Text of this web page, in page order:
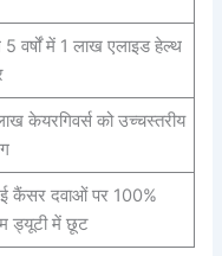
वर्षों में 1 लाख एलाइड हेल्थ
केयरगिवर्स को उच्चस्तरीय
कैंसर दवाओं पर 100%
ड्यूटी में छूट